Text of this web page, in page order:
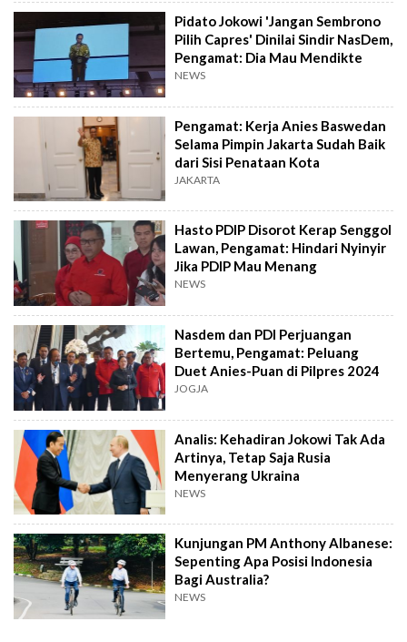
Pidato Jokowi 'Jangan Sembrono
Pilih Capres' Dinilai Sindir NasDem,
Pengamat: Dia Mau Mendikte
NEWS
Pengamat: Kerja Anies Baswedan
Selama Pimpin Jakarta Sudah Baik
dari Sisi Penataan Kota
JAKARTA
Hasto PDIP Disorot Kerap Senggol
Lawan, Pengamat: Hindari Nyinyir
Jika PDIP Mau Menang
NEWS
Nasdem dan PDI Perjuangan
Bertemu, Pengamat: Peluang
Duet Anies-Puan di Pilpres 2024
JOGJA
Analis: Kehadiran Jokowi Tak Ada
Artinya, Tetap Saja Rusia
Menyerang Ukraina
NEWS
Kunjungan PM Anthony Albanese:
Sepenting Apa Posisi Indonesia
Bagi Australia?
NEWS